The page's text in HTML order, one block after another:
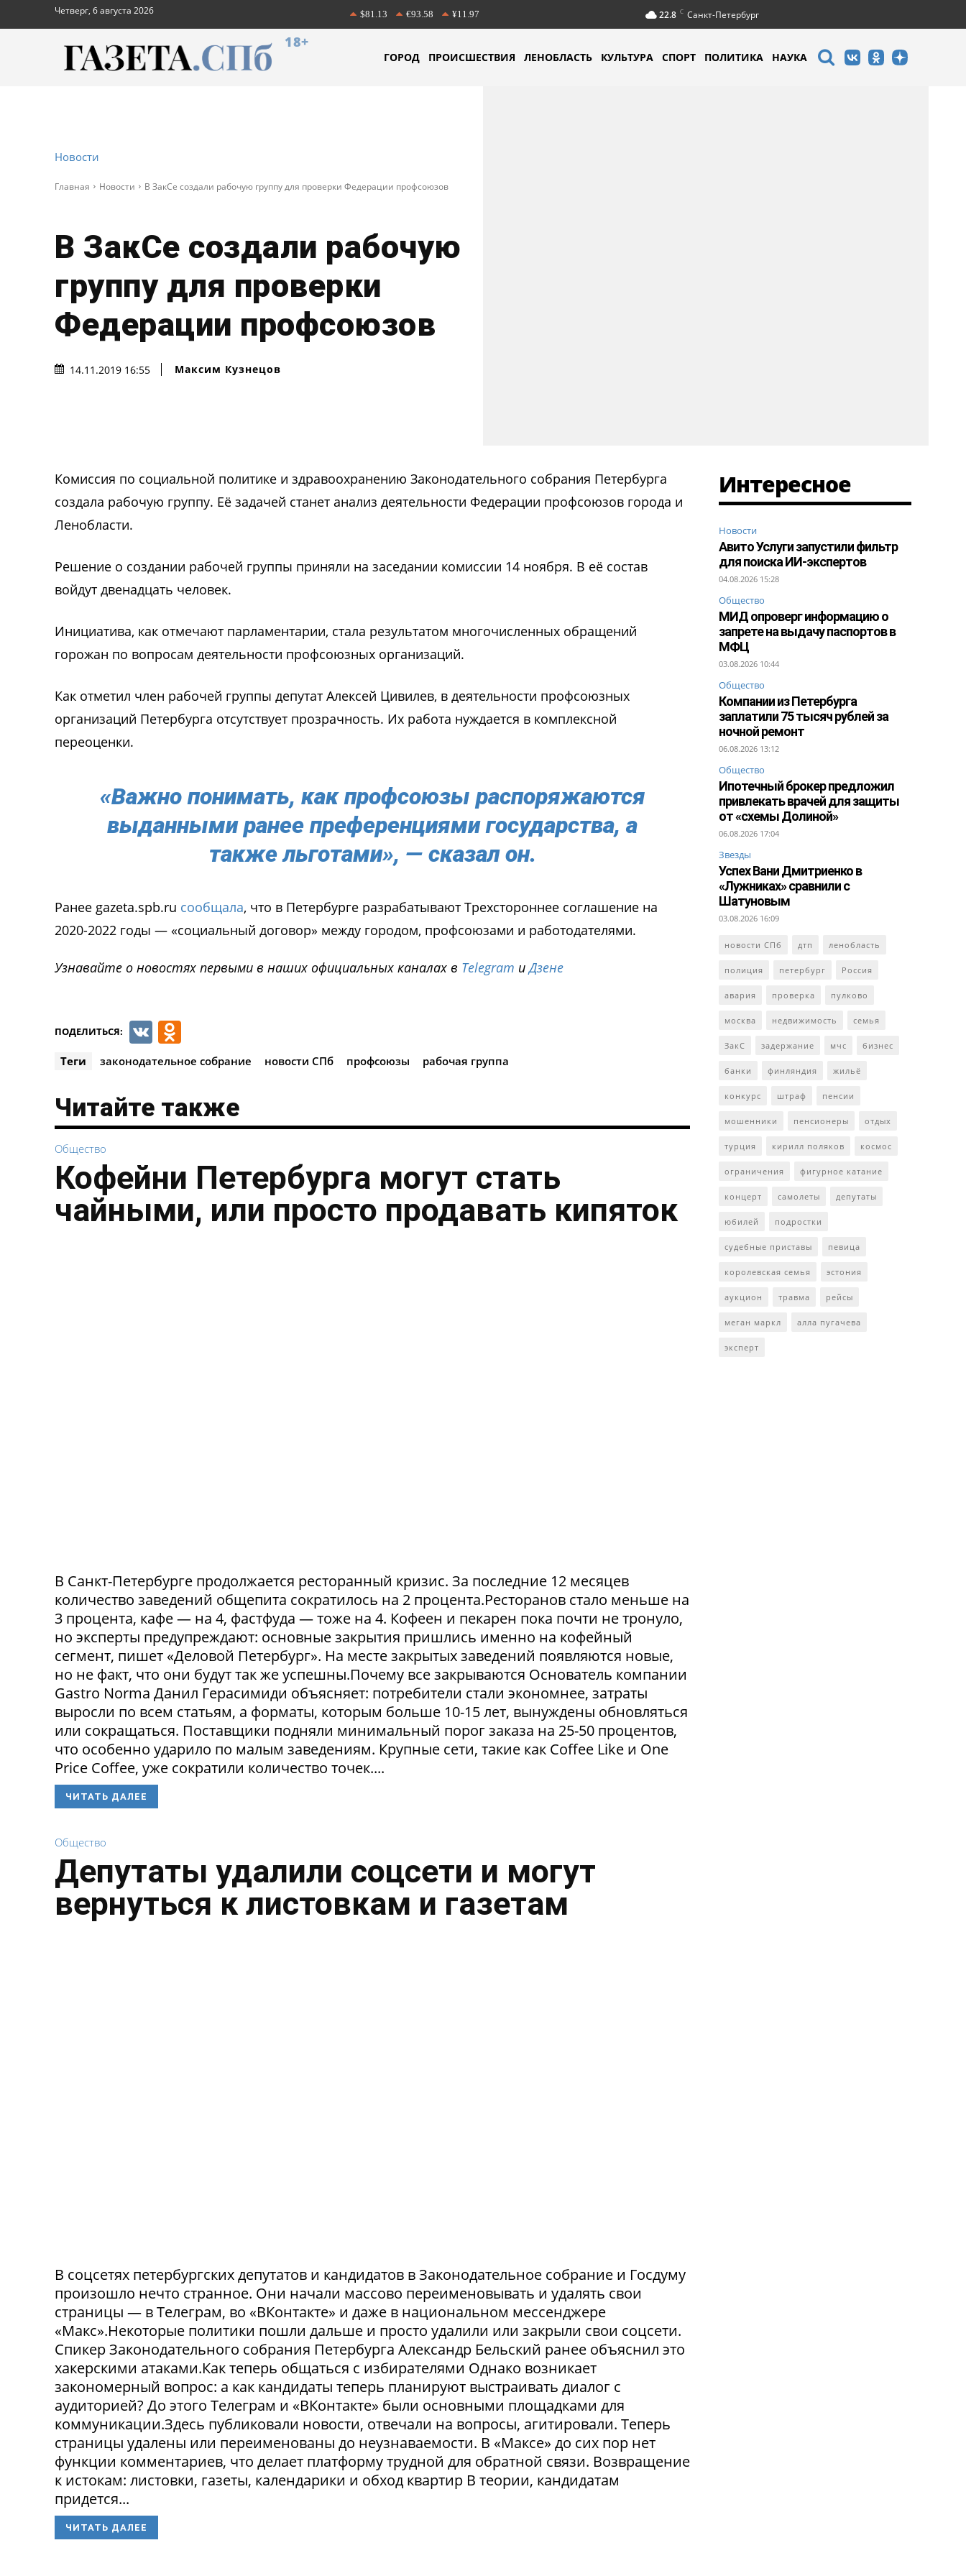
Четверг, 6 августа 2026 $81.13 €93.58 ¥11.97 22.8 C Санкт-Петербург
18+
ГОРОД ПРОИСШЕСТВИЯ ЛЕНОБЛАСТЬ КУЛЬТУРА СПОРТ ПОЛИТИКА НАУКА
Новости
Главная Новости В ЗакСе создали рабочую группу для проверки Федерации профсоюзов
В ЗакСе создали рабочую
группу для проверки
Федерации профсоюзов
14.11.2019 16:55 Максим Кузнецов
Комиссия по социальной политике и здравоохранению Законодательного собрания Петербурга
создала рабочую группу. Её задачей станет анализ деятельности Федерации профсоюзов города и
Ленобласти.
Решение о создании рабочей группы приняли на заседании комиссии 14 ноября. В её состав
войдут двенадцать человек.
Инициатива, как отмечают парламентарии, стала результатом многочисленных обращений
горожан по вопросам деятельности профсоюзных организаций.
Как отметил член рабочей группы депутат Алексей Цивилев, в деятельности профсоюзных
организаций Петербурга отсутствует прозрачность. Их работа нуждается в комплексной
переоценки.
«Важно понимать, как профсоюзы распоряжаются
выданными ранее преференциями государства, а
также льготами», — сказал он.
Ранее gazeta.spb.ru сообщала, что в Петербурге разрабатывают Трехстороннее соглашение на
2020-2022 годы — «социальный договор» между городом, профсоюзами и работодателями.
Узнавайте о новостях первыми в наших официальных каналах в Telegram иДзене
ПОДЕЛИТЬСЯ: VK
Теги законодательное собрание новости СПб профсоюзы рабочая группа
Читайте также
Общество
Кофейни Петербурга могут стать
чайными, или просто продавать кипяток
В Санкт-Петербурге продолжается ресторанный кризис. За последние 12 месяцев
количество заведений общепита сократилось на 2 процента.Ресторанов стало меньше на
3 процента, кафе — на 4, фастфуда — тоже на 4. Кофеен и пекарен пока почти не тронуло,
но эксперты предупреждают: основные закрытия пришлись именно на кофейный
сегмент, пишет «Деловой Петербург». На месте закрытых заведений появляются новые,
но не факт, что они будут так же успешны.Почему все закрываются Основатель компании
Gastro Norma Данил Герасимиди объясняет: потребители стали экономнее, затраты
выросли по всем статьям, а форматы, которым больше 10-15 лет, вынуждены обновляться
или сокращаться. Поставщики подняли минимальный порог заказа на 25-50 процентов,
что особенно ударило по малым заведениям. Крупные сети, такие как Coffee Like и One
Price Coffee, уже сократили количество точек....
ЧИТАТЬ ДАЛЕЕ
Общество
Депутаты удалили соцсети и могут
вернуться к листовкам и газетам
В соцсетях петербургских депутатов и кандидатов в Законодательное собрание и Госдуму
произошло нечто странное. Они начали массово переименовывать и удалять свои
страницы — в Телеграм, во «ВКонтакте» и даже в национальном мессенджере
«Макс».Некоторые политики пошли дальше и просто удалили или закрыли свои соцсети.
Спикер Законодательного собрания Петербурга Александр Бельский ранее объяснил это
хакерскими атаками.Как теперь общаться с избирателями Однако возникает
закономерный вопрос: а как кандидаты теперь планируют выстраивать диалог с
аудиторией? До этого Телеграм и «ВКонтакте» были основными площадками для
коммуникации.Здесь публиковали новости, отвечали на вопросы, агитировали. Теперь
страницы удалены или переименованы до неузнаваемости. В «Максе» до сих пор нет
функции комментариев, что делает платформу трудной для обратной связи. Возвращение
к истокам: листовки, газеты, календарики и обход квартир В теории, кандидатам
придется...
ЧИТАТЬ ДАЛЕЕ
Интересное
Новости
Авито Услуги запустили фильтр
для поиска ИИ-экспертов
04.08.2026 15:28
Общество
МИД опроверг информацию о
запрете на выдачу паспортов в
МФЦ
03.08.2026 10:44
Общество
Компании из Петербурга
заплатили 75 тысяч рублей за
ночной ремонт
06.08.2026 13:12
Общество
Ипотечный брокер предложил
привлекать врачей для защиты
от «схемы Долиной»
06.08.2026 17:04
Звезды
Успех Вани Дмитриенко в
«Лужниках» сравнили с
Шатуновым
03.08.2026 16:09
новости СПб дтп ленобласть
полиция петербург Россия
авария проверка пулково
москва недвижимость семья
ЗакС задержание мчс бизнес
банки финляндия жильё
конкурс штраф пенсии
мошенники пенсионеры отдых
турция кирилл поляков космос
ограничения фигурное катание
концерт самолеты депутаты
юбилей подростки
судебные приставы певица
королевская семья эстония
аукцион травма рейсы
меган маркл алла пугачева
эксперт